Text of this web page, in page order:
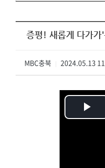
종영프로그램
증평! 새롭게 다가
MBC충북 2024.05.13